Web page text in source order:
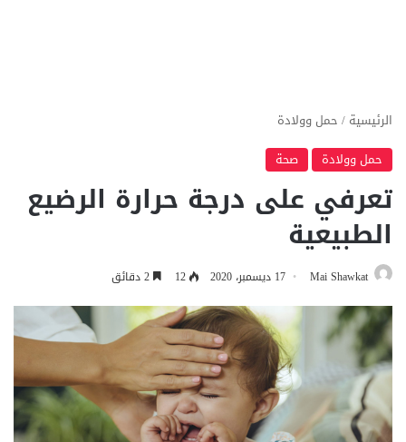
الرئيسية / حمل وولادة
حمل وولادة
صحة
تعرفي على درجة حرارة الرضيع
الطبيعية
Mai Shawkat 17 ديسمبر، 2020 12